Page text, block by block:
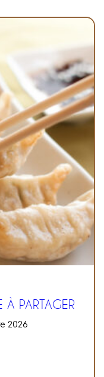
À PARTAGER
2026